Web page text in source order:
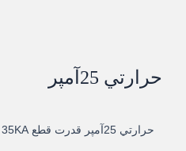
حرارتي 25آمپر
حرارتي 25آمپر قدرت قطع 35KA